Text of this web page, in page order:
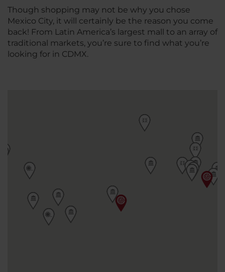
Though shopping may not be why you chose
Mexico City, it will certainly be the reason you come
back! From Latin America’s largest mall to an array of
traditional markets, you’re sure to find what you’re
looking for in CDMX.